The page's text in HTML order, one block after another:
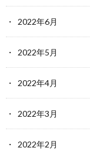
2022年6月
2022年5月
2022年4月
2022年3月
2022年2月